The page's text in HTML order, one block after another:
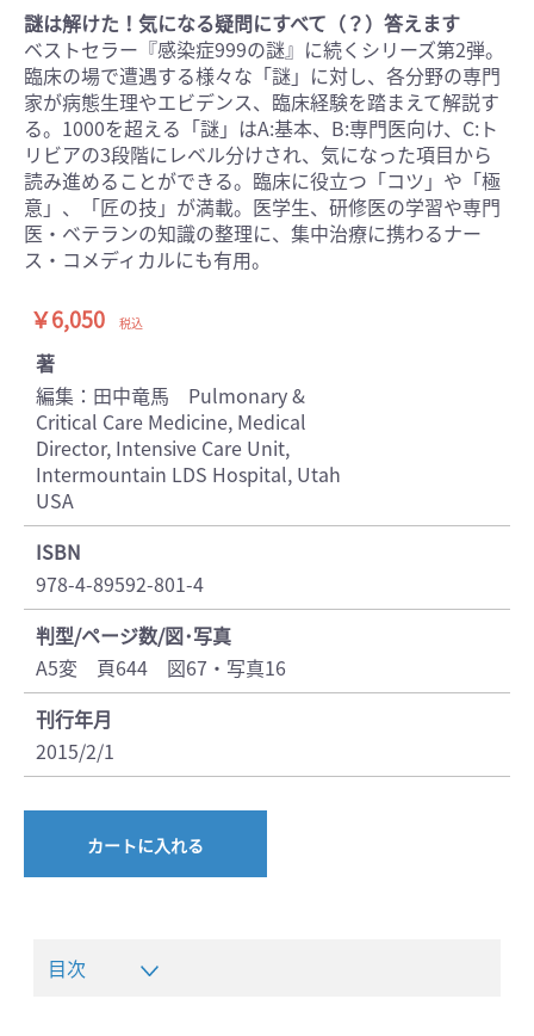
謎は解けた！気になる疑問にすべて（？）答えます
ベストセラー『感染症999の謎』に続くシリーズ第2弾。
臨床の場で遭遇する様々な「謎」に対し、各分野の専門
家が病態生理やエビデンス、臨床経験を踏まえて解説す
る。1000を超える「謎」はA:基本、B:専門医向け、C:ト
リビアの3段階にレベル分けされ、気になった項目から
読み進めることができる。臨床に役立つ「コツ」や「極
意」、「匠の技」が満載。医学生、研修医の学習や専門
医・ベテランの知識の整理に、集中治療に携わるナー
ス・コメディカルにも有用。
￥6,050 税込
著
編集：田中竜馬 Pulmonary &
Critical Care Medicine, Medical
Director, Intensive Care Unit,
Intermountain LDS Hospital, Utah
USA
ISBN
978-4-89592-801-4
判型/ページ数/図･写真
A5変 頁644 図67・写真16
刊行年月
2015/2/1
カートに入れる
目次